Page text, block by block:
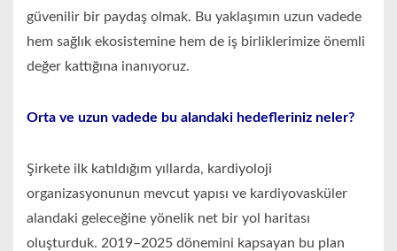
güvenilir bir paydaş olmak. Bu yaklaşımın uzun vadede
hem sağlık ekosistemine hem de iş birliklerimize önemli
değer kattığına inanıyoruz.
Orta ve uzun vadede bu alandaki hedefleriniz neler?
Şirkete ilk katıldığım yıllarda, kardiyoloji
organizasyonunun mevcut yapısı ve kardiyovasküler
alandaki geleceğine yönelik net bir yol haritası
oluşturduk. 2019–2025 dönemini kapsayan bu plan